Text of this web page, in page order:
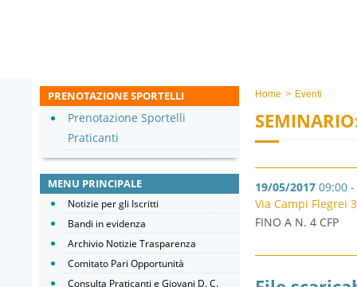
Home > Eventi
19/05/2017 09:00
Via Campi Flegrei
FINO A N. 4 CFP
PRENOTAZIONE SPORTELLI
Prenotazione Sportelli
Praticanti
MENU PRINCIPALE
Notizie per gli Iscritti
Bandi in evidenza
Archivio Notizie Trasparenza
Comitato Pari Opportunità
Consulta Praticanti e Giovani D. C.